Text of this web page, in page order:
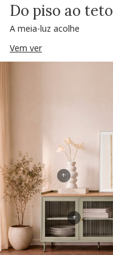
Do piso ao teto
A meia-luz acolhe
Vem ver
+
+